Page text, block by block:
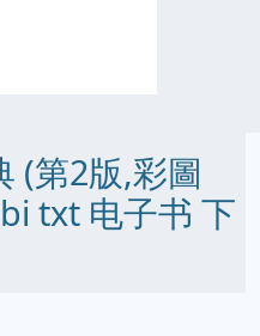
(第2版,彩圖
txt 电子书 下